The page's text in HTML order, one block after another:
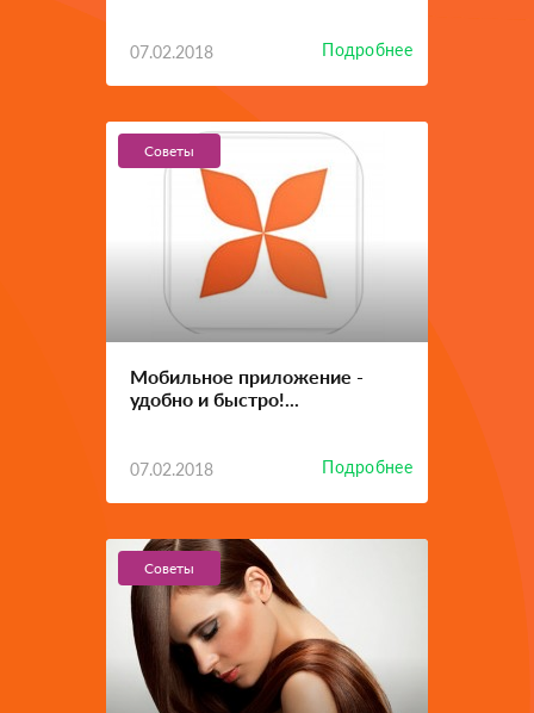
07.02.2018 Подробнее
Советы
Мобильное приложение -
удобно и быстро!...
07.02.2018 Подробнее
Советы